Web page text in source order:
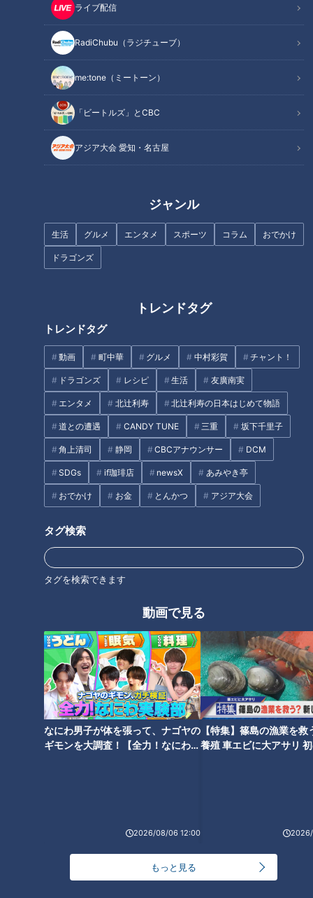
ライブ配信
RadiChubu（ラジチューブ）
me:tone（ミートーン）
「ビートルズ」とCBC
アジア大会 愛知・名古屋
ジャンル
生活 グルメ エンタメ スポーツ コラム おでかけ
ドラゴンズ
トレンドタグ
トレンドタグ
動画 町中華 グルメ 中村彩賀 チャント！
ドラゴンズ レシピ 生活 友廣南実
エンタメ 北辻利寿 北辻利寿の日本はじめて物語
道との遭遇 CANDY TUNE 三重 坂下千里子
角上清司 静岡 CBCアナウンサー DCM
SDGs if珈琲店 newsX あみやき亭
おでかけ お金 とんかつ アジア大会
タグ検索
タグを検索できます
動画で見る
なにわ男子が体を張って、ナゴヤの
ギモンを大調査！【全力！なにわ実
2026/08/06 12:00
【特集】篠島の漁業を救
養殖 車エビに大アサリ
もっと見る
「目にとめてもらえるか」「会ってみたいと思ってもらえる
か」その判断は、プロフィール次第で大きく左右されるからで
今回、me:tone編集部では、結婚相談所の現場で実際に多くの
成婚を見届けてきたプロの視点から、収入や資産の扱い方、男
女それぞれの視点の違い、そして写真の重要性まで掘り下げな
がら、“真剣な婚活で信頼されるプロフィール”のヒントを探り
プロフィールの重要性——人との出会いは“最初の情報”から
始まる
収入や資産は書くべき？——安心につながる情報のバラン
写真の力——自然体の魅力を丁寧に写す大切さ
オススメ関連コンテンツ
プロフィールの重要性——人との出会いは“最初
の情報”から始まる
「隣の女性」のリアルな本音を伝え、「今」を生きる女性たち
を応援したい――。
そんな思いからCBCテレビが立ち上げたのが、「me:tone編集
部」です。今回は、婚活業界で多くの出会いを結婚へと結びつ
な婚活で信頼されるプロフィール”について話を聞きました。
情報”から、その人の姿を思い描きます。
名刺に書かれた肩書きや自己紹介のひと言、そして結婚相談所
で提示されるプロフィール情報。これらはすべて、相手を知る
ための大切な入口です。